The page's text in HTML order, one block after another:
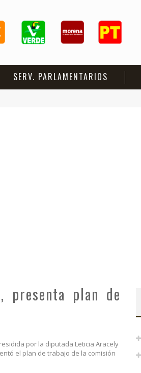
SERV. PARLAMENTARIOS
presenta plan de
por la diputada Leticia Aracely
el plan de trabajo de la comisión